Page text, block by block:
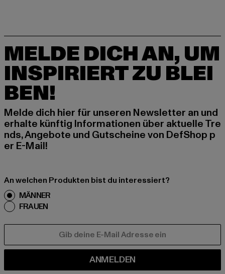
MELDE DICH AN, UM
INSPIRIERT ZU BLEI
BEN!
Melde dich hier für unseren Newsletter an und
erhalte künftig Informationen über aktuelle Tre
nds, Angebote und Gutscheine von DefShop p
er E-Mail!
An welchen Produkten bist du interessiert?
MÄNNER
FRAUEN
ANMELDEN